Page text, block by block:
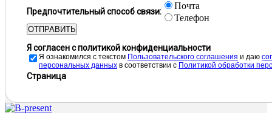
Предпочтительный способ связи:
Почта
Телефон
ОТПРАВИТЬ
Я согласен с политикой конфиденциальности
Я ознакомился с текстом Пользовательского соглашения и даю
персональных данных в соответствии с Политикой обработки
Страница